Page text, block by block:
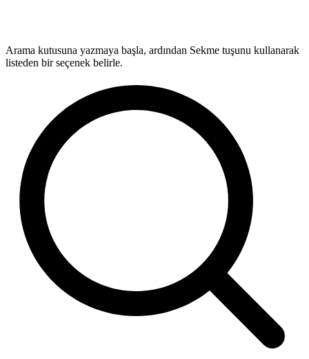
Arama kutusuna yazmaya başla, ardından Sekme tuşunu kullanarak
listeden bir seçenek belirle.